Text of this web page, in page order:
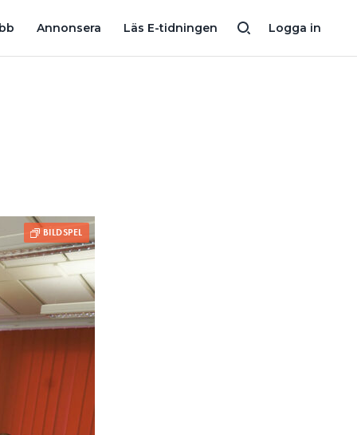
Logga in
Annonsera Läs E-tidningen
ELEVER KOPPLAR ELEN I ENERGISNÅLA ATTEFALLSHUSET